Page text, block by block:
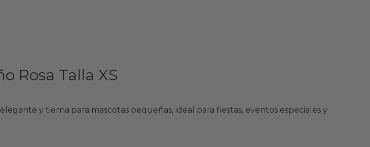
Rosa Talla XS
y tierna para mascotas pequeñas, ideal para fiestas, eventos especiales y